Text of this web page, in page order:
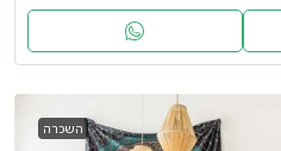
השכרה